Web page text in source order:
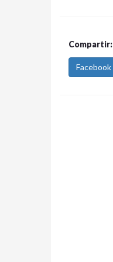
Compartir:
Facebook